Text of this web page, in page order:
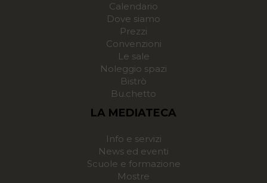
Calendario
Dove siamo
Prezzi
Convenzioni
Le sale
Noleggio spazi
Bistrò
Bu.chetto
LA MEDIATECA
Info e servizi
News ed eventi
Scuole e formazione
Mostre